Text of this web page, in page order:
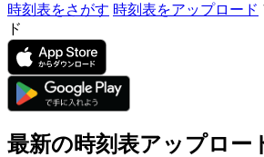
時刻表をさがす 時刻表をアップロード
ド
最新の時刻表アップロー